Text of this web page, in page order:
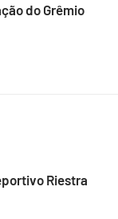
do Grêmio
Riestra